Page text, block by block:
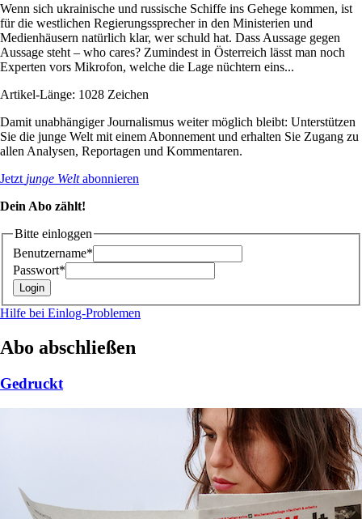
Wenn sich ukrainische und russische Schiffe ins Gehege kommen, ist
für die westlichen Regierungssprecher in den Ministerien und
Medienhäusern natürlich klar, wer schuld hat. Dass Aussage gegen
Aussage steht – who cares? Zumindest in Österreich lässt man noch
Experten vors Mikrofon, welche die Lage nüchtern eins...
Artikel-Länge: 1028 Zeichen
Damit unabhängiger Journalismus weiter möglich bleibt: Unterstützen
Sie die junge Welt mit einem Abonnement und erhalten Sie Zugang zu
allen Analysen, Reportagen und Kommentaren.
Jetzt junge Weltabonnieren
Dein Abo zählt!
Bitte einloggen
Benutzername*
Passwort*
Hilfe bei Einlog-Problemen
Abo abschließen
Gedruckt